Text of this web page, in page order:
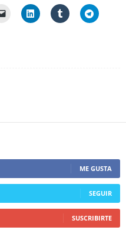
ME GUSTA
SEGUIR
SUSCRIBIRTE